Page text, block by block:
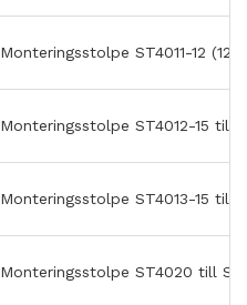
Monteringsstolpe ST4011-12
Monteringsstolpe ST4012-15 till
Monteringsstolpe ST4013-15 till
Monteringsstolpe ST4020 till